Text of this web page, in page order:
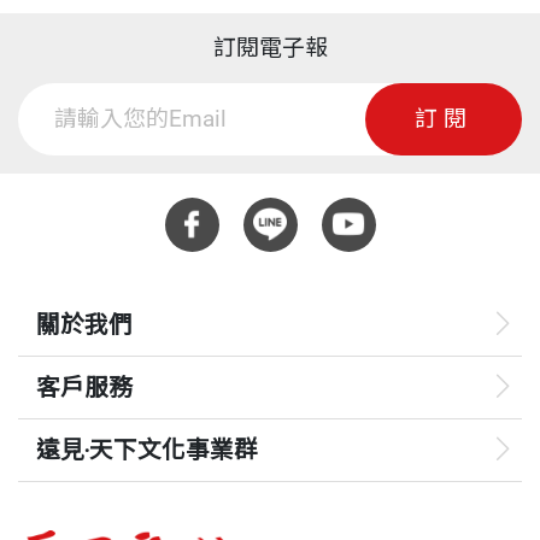
訂閱電子報
訂閱
關於我們
客戶服務
遠見‧天下文化事業群